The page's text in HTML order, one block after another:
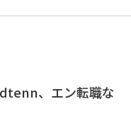
、エン転職な